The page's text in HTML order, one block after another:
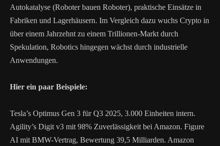
Autokatalyse (Roboter bauen Roboter), praktische Einsätze in
Fabriken und Lagerhäusern. Im Vergleich dazu wuchs Crypto in
über einem Jahrzehnt zu einem Trillionen-Markt durch
Spekulation, Robotics hingegen wächst durch industrielle
Anwendungen.
Hier ein paar Beispiele:
Tesla’s Optimus Gen 3 für Q3 2025, 3.000 Einheiten intern.
Agility’s Digit v3 mit 98% Zuverlässigkeit bei Amazon. Figure
AI mit BMW-Vertrag, Bewertung 39,5 Milliarden. Amazon